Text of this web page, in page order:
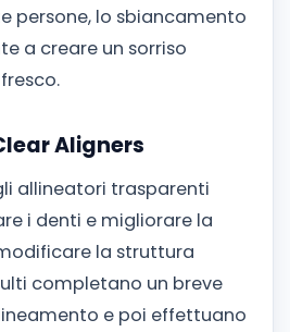
persone, lo sbiancamento
a creare un sorriso
Aligners
allineatori trasparenti
i denti e migliorare la
la struttura
completano un breve
e poi effettuano